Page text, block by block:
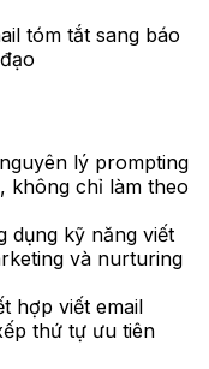
tóm tắt sang báo
lý prompting
không chỉ làm theo
dụng kỹ năng viết
và nurturing
hợp viết email
thứ tự ưu tiên